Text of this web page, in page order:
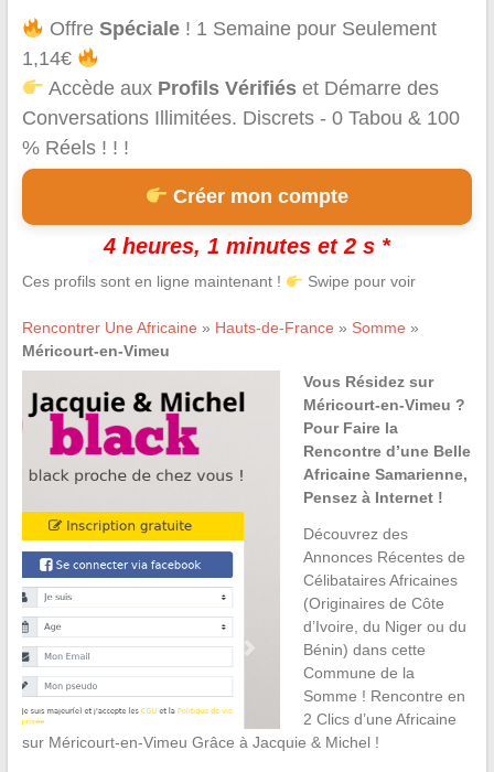
OffreSpéciale ! 1 Semaine pour Seulement
1,14€
Accède aux Profils Vérifiés et Démarre des
Conversations Illimitées. Discrets - 0 Tabou & 100
% Réels ! ! !
Créer mon compte
4 heures, 1 minutes et 2 s *
Ces profils sont en ligne maintenant ! Swipe pour voir
Rencontrer Une Africaine » Hauts-de-France » Somme »
Méricourt-en-Vimeu
Vous Résidez sur
Méricourt-en-Vimeu ?
Pour Faire la
Rencontre d’une Belle
Africaine Samarienne,
Pensez à Internet !
Découvrez des
Annonces Récentes de
Célibataires Africaines
(Originaires de Côte
d’Ivoire, du Niger ou du
Bénin) dans cette
Commune de la
Somme ! Rencontre en
2 Clics d’une Africaine
sur Méricourt-en-Vimeu Grâce à Jacquie & Michel !